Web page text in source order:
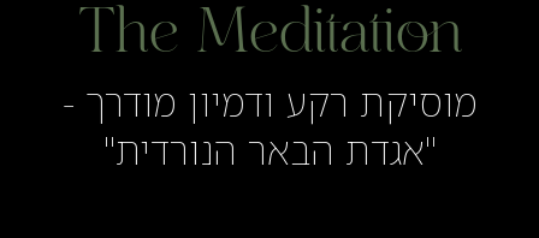
The Meditation
מוסיקת רקע ודמיון מודרך -
"אגדת הבאר הנורדית"